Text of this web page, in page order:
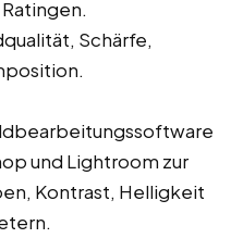
Schärfe,
und Lightroom zur
Kontrast, Helligkeit